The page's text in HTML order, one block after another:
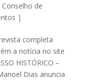
Conselho de
|
completa
a notícia no site
HISTÓRICO –
Dias anuncia